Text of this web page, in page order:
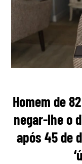
Homem de
negar-lhe o
após 45 de